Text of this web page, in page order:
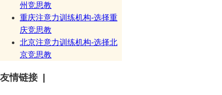
州竞思教
重庆注意力训练机构-选择重
庆竞思教
北京注意力训练机构-选择北
京竞思教
友情链接 |